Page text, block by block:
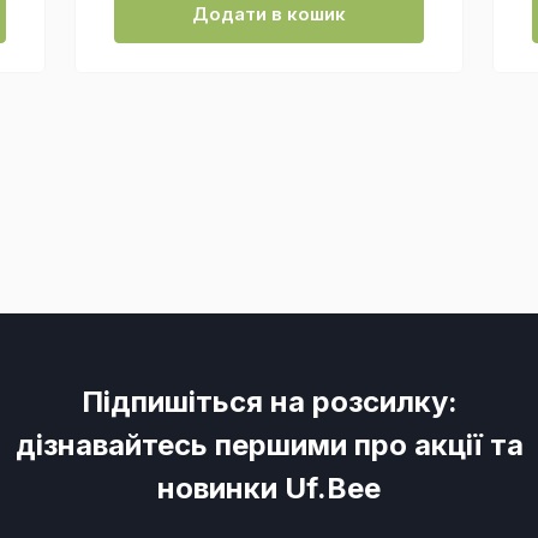
Додати в кошик
Підпишіться на розсилку:
дізнавайтесь першими про акції та
новинки Uf.Bee